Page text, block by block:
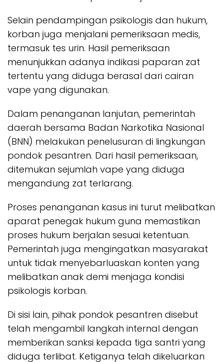
Selain pendampingan psikologis dan hukum,
korban juga menjalani pemeriksaan medis,
termasuk tes urin. Hasil pemeriksaan
menunjukkan adanya indikasi paparan zat
tertentu yang diduga berasal dari cairan
vape yang digunakan.
Dalam penanganan lanjutan, pemerintah
daerah bersama Badan Narkotika Nasional
(BNN) melakukan penelusuran di lingkungan
pondok pesantren. Dari hasil pemeriksaan,
ditemukan sejumlah vape yang diduga
mengandung zat terlarang.
Proses penanganan kasus ini turut melibatkan
aparat penegak hukum guna memastikan
proses hukum berjalan sesuai ketentuan.
Pemerintah juga mengingatkan masyarakat
untuk tidak menyebarluaskan konten yang
melibatkan anak demi menjaga kondisi
psikologis korban.
Di sisi lain, pihak pondok pesantren disebut
telah mengambil langkah internal dengan
memberikan sanksi kepada tiga santri yang
diduga terlibat. Ketiganya telah dikeluarkan